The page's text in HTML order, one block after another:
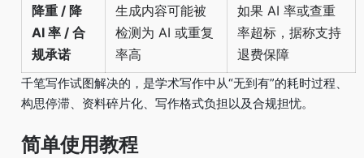
降重 / 降
AI 率 / 合
规承诺
生成内容可能被
检测为 AI 或重复
率高
如果 AI 率或查重
率超标，据称支持
退费保障
千笔写作试图解决的，是学术写作中从“无到有”的耗时过程、
构思停滞、资料碎片化、写作格式负担以及合规担忧。
简单使用教程